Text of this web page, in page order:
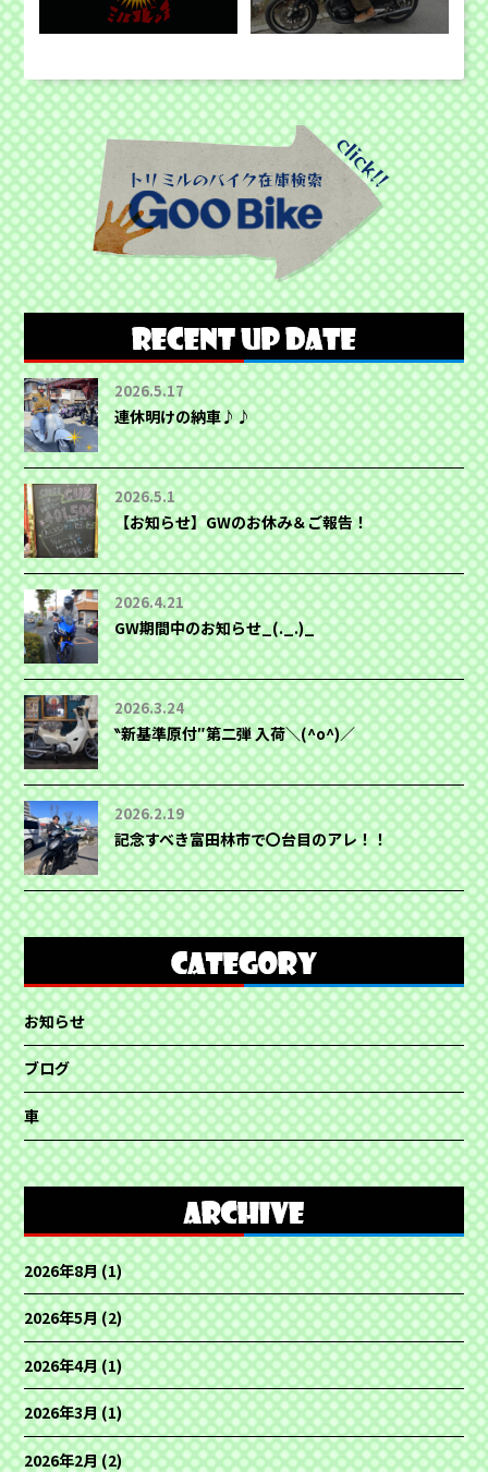
2026.5.17
連休明けの納車♪♪
2026.5.1
【お知らせ】GWのお休み＆ご報告！
2026.4.21
GW期間中のお知らせ_(._.)_
2026.3.24
‶新基準原付″第二弾 入荷＼(^o^)／
2026.2.19
記念すべき富田林市で〇台目のアレ！！
お知らせ
ブログ
車
2026年8月(1)
2026年5月(2)
2026年4月(1)
2026年3月(1)
2026年2月(2)